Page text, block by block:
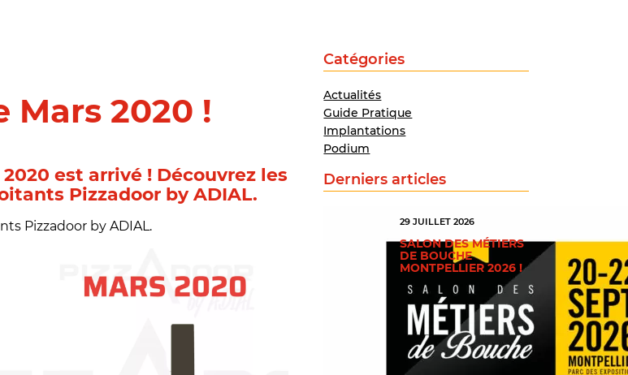
Mars 2020 !
est arrivé ! Découvrez les
Pizzadoor by ADIAL.
Pizzadoor by ADIAL.
Catégories
Actualités
Guide Pratique
Implantations
Podium
Derniers articles
29 JUILLET 2026
SALON DES MÉTIERS
DE BOUCHE
MONTPELLIER 2026 !